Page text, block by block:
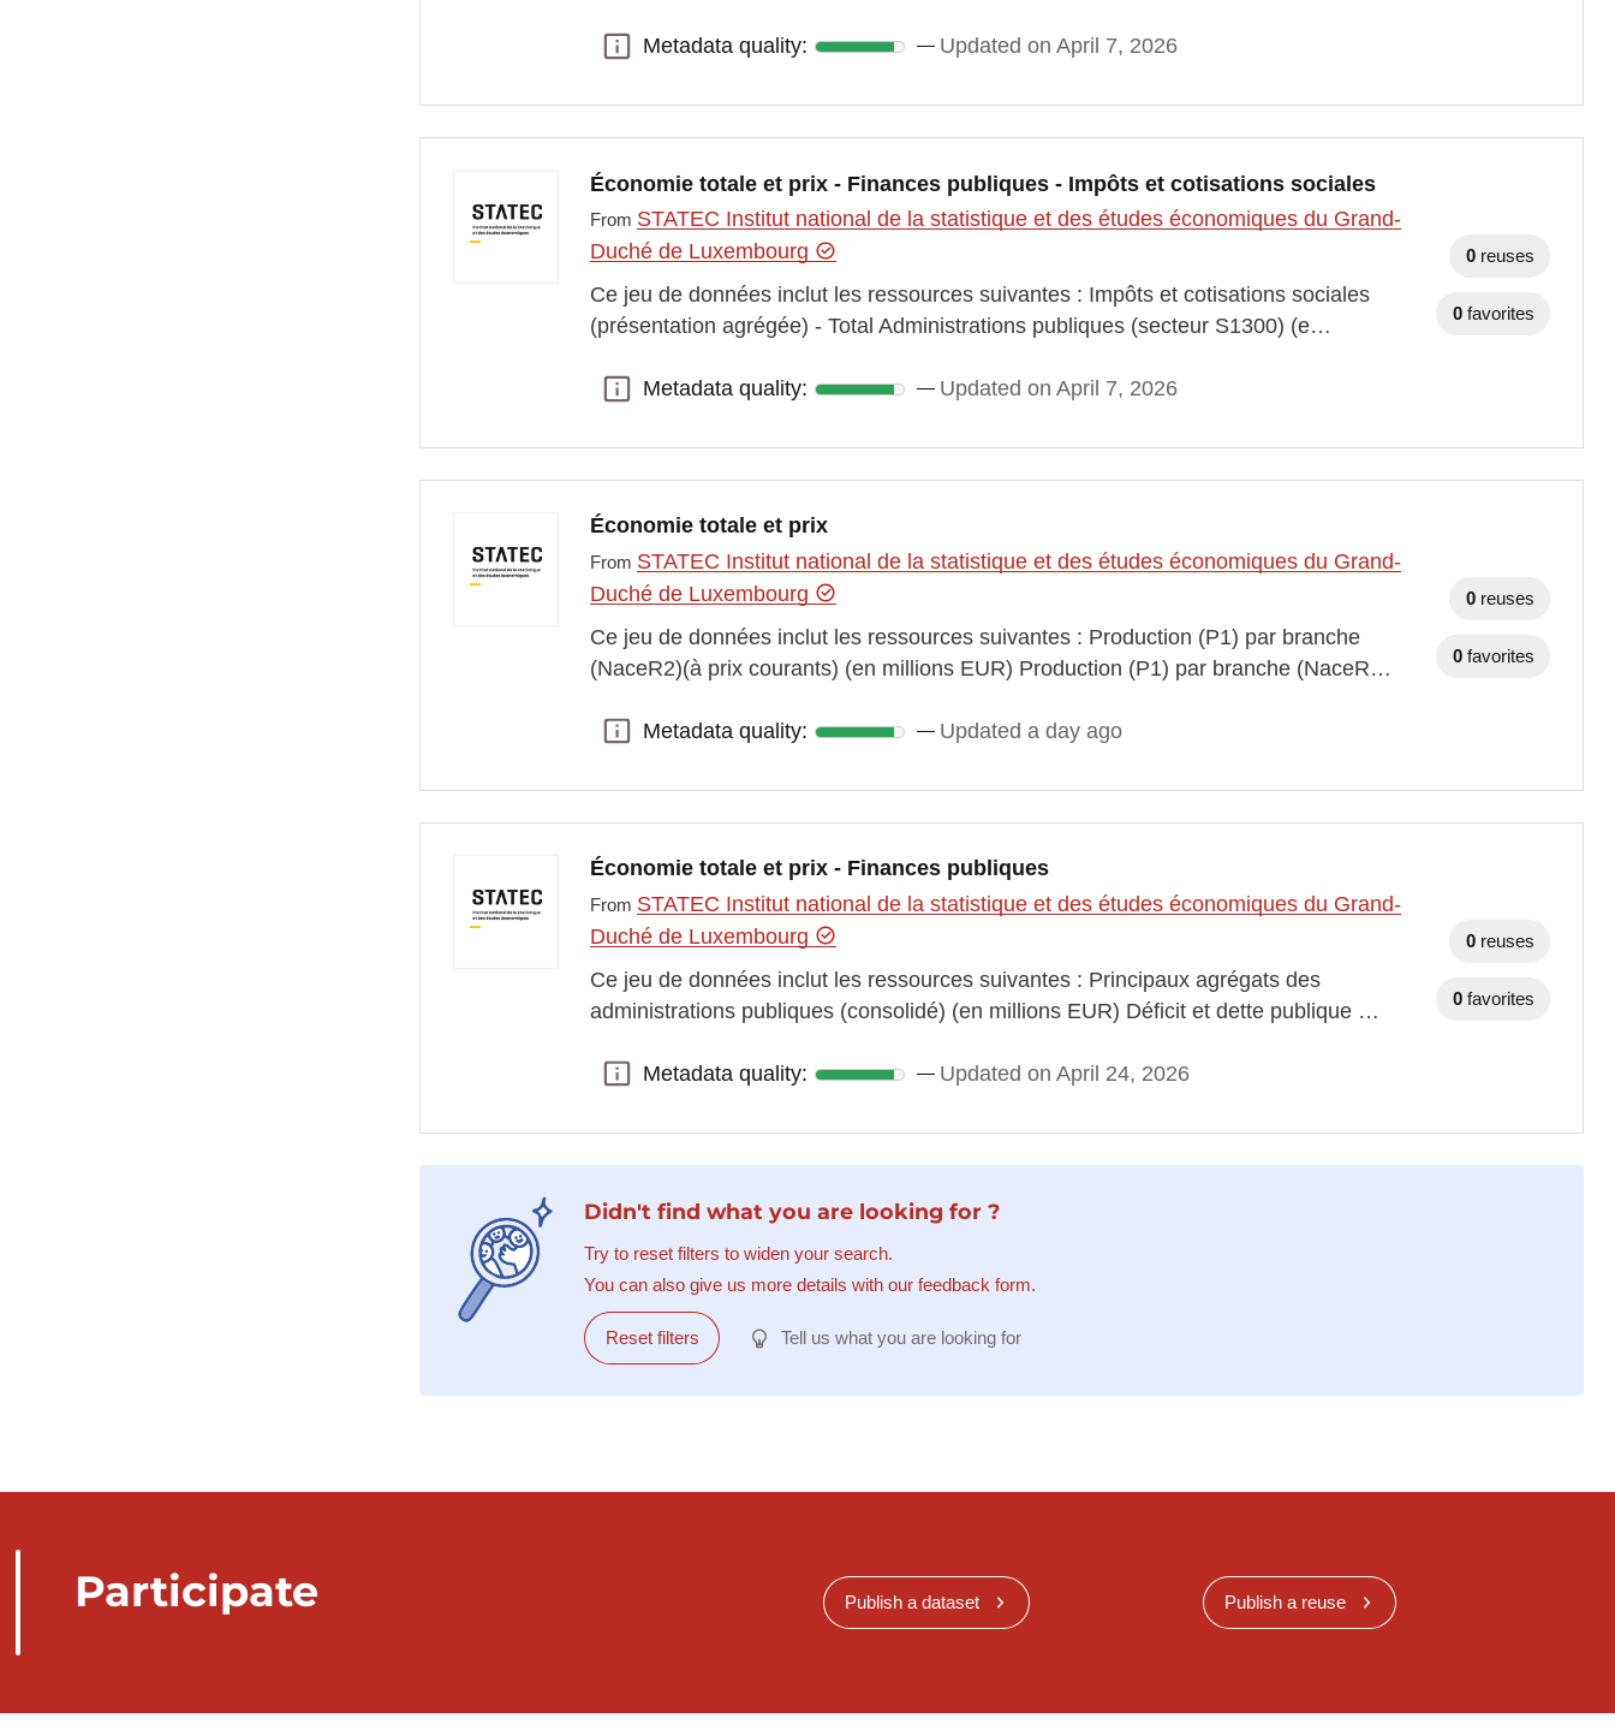
Metadata quality:
Metadata quality: Updated on April 7, 2026
Économie totale et prix - Finances publiques - Impôts et cotisations sociales
From STATEC Institut national de la statistique et des études économiques du Grand-
Duché de Luxembourg
Ce jeu de données inclut les ressources suivantes : Impôts et cotisations sociales
(présentation agrégée) - Total Administrations publiques (secteur S1300) (e…
Metadata quality:
Metadata quality: Updated on April 7, 2026
0 reuses
0 favorites
Économie totale et prix
From STATEC Institut national de la statistique et des études économiques du Grand-
Duché de Luxembourg
Ce jeu de données inclut les ressources suivantes : Production (P1) par branche
(NaceR2)(à prix courants) (en millions EUR) Production (P1) par branche (NaceR…
Metadata quality:
Metadata quality: Updated a day ago
0 reuses
0 favorites
Économie totale et prix - Finances publiques
From STATEC Institut national de la statistique et des études économiques du Grand-
Duché de Luxembourg
Ce jeu de données inclut les ressources suivantes : Principaux agrégats des
administrations publiques (consolidé) (en millions EUR) Déficit et dette publique …
Metadata quality:
Metadata quality: Updated on April 24, 2026
0 reuses
0 favorites
Didn't find what you are looking for ?
Try to reset filters to widen your search.
You can also give us more details with our feedback form.
Reset filters Tell us what you are looking for
Participate Publish a dataset Publish a reuse